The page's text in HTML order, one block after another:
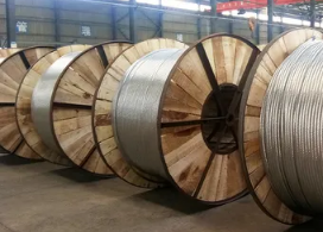
品
質
管
理